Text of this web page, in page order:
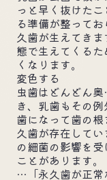
っと早く抜けた
る準備が整って
久歯が生えてき
態で生えてくる
くなります。
変色する
虫歯はどんどん
き、乳歯もその
歯になって歯の
久歯が存在して
の細菌の影響を
ことがあります。
…「永久歯が正常